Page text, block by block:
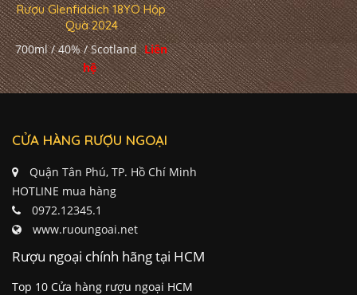
Rượu Glenfiddich 18YO Hộp
Quà 2024
700ml / 40% / Scotland Liên
hệ
CỬA HÀNG RƯỢU NGOẠI
Quận Tân Phú, TP. Hồ Chí Minh
HOTLINE mua hàng
0972.12345.1
www.ruoungoai.net
Rượu ngoại chính hãng tại HCM
Top 10 Cửa hàng rượu ngoại HCM